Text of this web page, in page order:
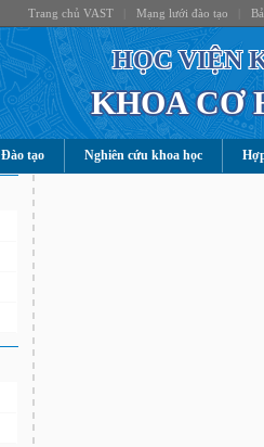
Trang chủ VAST Mạng lưới đào tạo
HỌC VIỆN
KHOA CƠ
Đào tạo Nghiên cứu khoa học